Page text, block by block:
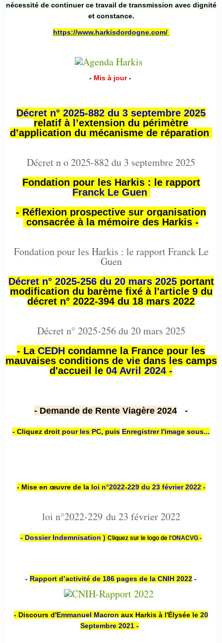
nécessité de continuer ce travail de transmission avec dignité
et constance.
https://www.harkisdordogne.com/
- Mis à jour -
Décret n° 2025-882 du 3 septembre 2025
relatif à l’extension du périmètre
d’application du mécanisme de réparation
Décret n o 2025-882 du 3 septembre 2025
Fondation pour les Harkis : le rapport
Franck Le Guen
- Réflexion prospective sur organisation
consacrée à la mémoire des Harkis -
Fondation pour les Harkis : le rapport Franck Le
Guen
Décret n° 2025-256 du 20 mars 2025portant
modification du barème fixé à l'article 9 du
décret n° 2022-394 du 18 mars 2022
Décret n° 2025-256 du 20 mars 2025
- La CEDH condamne la France pour les
mauvaises conditions de vie dans les camps
d'accueil le 04 Avril 2024 -
- Demande de Rente Viagère 2024 -
- Cliquez droit pour les PC, puis Enregistrer l'image sous...
- Mise en œuvre de la loi n°2022-229 du 23 février 2022 -
loi n°2022-229 du 23 février 2022
- Dossier Indemnisation ) Cliquez sur le logo de l'ONACVG -
- Rapport d’activité de 186 pages de la CNIH 2022 -
- Discours d'Emmanuel Macron aux Harkis à l'Élysée le 20
Septembre 2021 -